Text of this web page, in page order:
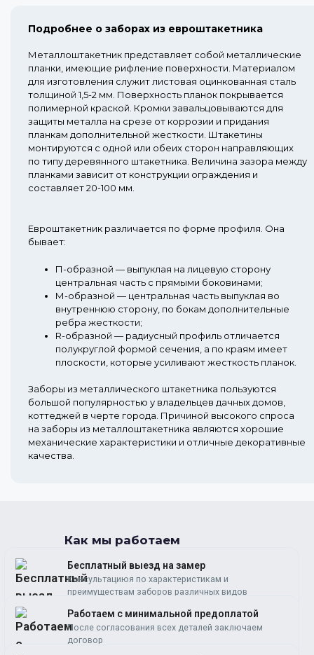
Подробнее о заборах из евроштакетника
Металлоштакетник представляет собой металлические
планки, имеющие рифление поверхности. Материалом
для изготовления служит листовая оцинкованная сталь
толщиной 1,5-2 мм. Поверхность планок покрывается
полимерной краской. Кромки завальцовываются для
защиты металла на срезе от коррозии и придания
планкам дополнительной жесткости. Штакетины
монтируются с одной или обеих сторон направляющих
по типу деревянного штакетника. Величина зазора между
планками зависит от конструкции ограждения и
составляет 20-100 мм.
Евроштакетник различается по форме профиля. Она
бывает:
П-образной — выпуклая на лицевую сторону
центральная часть с прямыми боковинами;
М-образной — центральная часть выпуклая во
внутреннюю сторону, по бокам дополнительные
ребра жесткости;
R-образной — радиусный профиль отличается
полукруглой формой сечения, а по краям имеет
плоскости, которые усиливают жесткость планок.
Заборы из металлического штакетника пользуются
большой популярностью у владельцев дачных домов,
коттеджей в черте города. Причиной высокого спроса
на заборы из металлоштакетника являются хорошие
механические характеристики и отличные декоративные
качества.
Как мы работаем
Бесплатный выезд на замер
Консультациюя по характеристикам и
преимуществам заборов различных видов
Работаем c минимальной предоплатой
После согласования всех деталей заключаем
договор